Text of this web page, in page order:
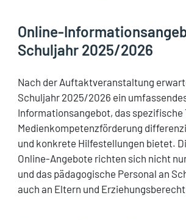
Online-
Schuljahr 2025/2026
Nach der Auftaktveranstaltung
Schuljahr 2025/2026 ein
Informationsangebot, das spezifische
Medienkompetenzförderung
und konkrete Hilfestellungen bietet.
Online-Angebote richten sich nicht
und das pädagogische Personal an
auch an Eltern und